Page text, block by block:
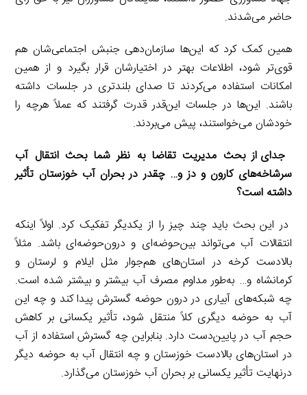
حاضر می‌شدند.
همین کمک کرد که این‌ها سازمان‌دهی جنبش اجتماعی‌شان هم
قوی‌تر شود، اطلاعات بهتر در اختیارشان قرار بگیرد و از همین
امکانات استفاده می‌کردند تا صدای بلندتری در جلسات داشته
باشند. این‌ها در جلسات این‌قدر قدرت گرفتند که عملاً هرچه را
خودشان می‌خواستند، پیش می‌بردند.
جدای از بحث مدیریت تقاضا به نظر شما بحث انتقال آب
سرشاخه‌های کارون و دز و… چقدر در بحران آب خوزستان تأثیر
داشته است؟
در این بحث باید چند چیز را از یکدیگر تفکیک کرد. اولاً اینکه
انتقالات آب می‌تواند بین‌حوضه‌ای و درون‌حوضه‌ای باشد. مثلاً
بالادست کرخه در استان‌های هم‌جوار مثل ایلام و لرستان و
کرمانشاه و… به‌طور مداوم مصرف آب بیشتر و بیشتر شده است.
چه شبکه‌های آبیاری در درون حوضه گسترش پیدا کند و چه این
آب به حوضه دیگری کلاً منتقل شود، تأثیر یکسانی بر کاهش
حجم آب در پایین‌دست دارد. بنابراین چه گسترش استفاده از آب
در استان‌های بالادست خوزستان و چه انتقال آب به حوضه دیگر
درنهایت تأثیر یکسانی بر بحران آب خوزستان می‌گذارد.